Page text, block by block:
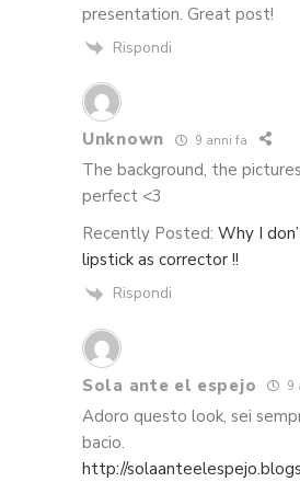
presentation. Great post!
Rispondi
Unknown 9 anni fa
The background, the
perfect <3
Recently Posted: Why I
lipstick as corrector !!
Rispondi
Sola ante el espejo 9
Adoro questo look, sei
bacio.
http://